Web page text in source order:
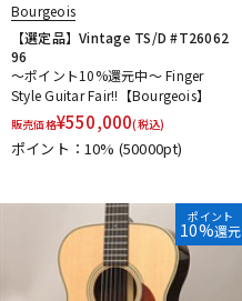
Bourgeois
【選定品】Vintage TS/D #T26062
96
～ポイント10%還元中～ Finger
Style Guitar Fair!!【Bourgeois】
販売価格¥550,000(税込)
ポイント：10% (50000pt)
ポイント
10%還元